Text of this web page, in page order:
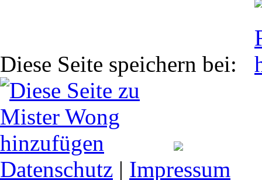
Diese Seite speichern bei:
Datenschutz | Impressum